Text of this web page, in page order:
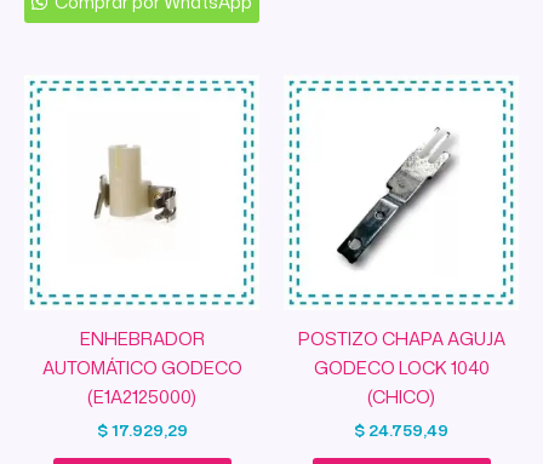
ENHEBRADOR
AUTOMÁTICO GODECO
(E1A2125000)
$17.929,29
POSTIZO CHAPA AGUJA
GODECO LOCK 1040
(CHICO)
$ 24.759,49